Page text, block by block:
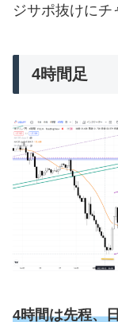
ジサポ抜けにチ
4時間足
4時間は先程、